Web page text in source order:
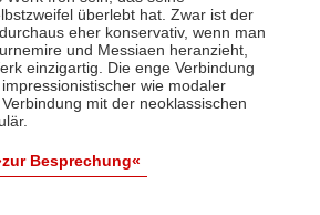
überlebt hat. Zwar ist der
eher konservativ, wenn man
und Messiaen heranzieht,
einzigartig. Die enge Verbindung
wie modaler
mit der neoklassischen
Besprechung«